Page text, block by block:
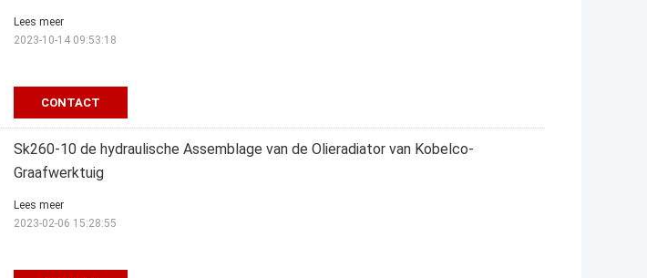
CONTACT
Lees meer
2023-10-14 09:53:18
Sk260-10 de hydraulische Assemblage van de Olieradiator van Kobelco-
Graafwerktuig
Lees meer
2023-02-06 15:28:55